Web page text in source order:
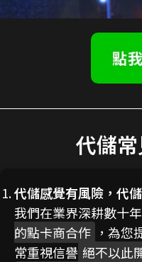
點
代儲
代儲感覺有風險，代
我們在業界深耕數十
的點卡商合作 ，為您
常重視信譽 絕不以此